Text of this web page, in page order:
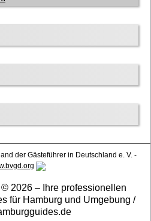
der Gästeführer in Deutschland e. V. -
2026 – Ihre professionellen
für Hamburg und Umgebung /